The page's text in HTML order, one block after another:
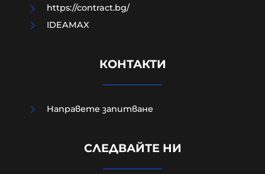
Жестоко насилие над дете
https://contract.bg/
IDEAMAX
КОНТАКТИ
Направете запитване
СЛЕДВАЙТЕ НИ